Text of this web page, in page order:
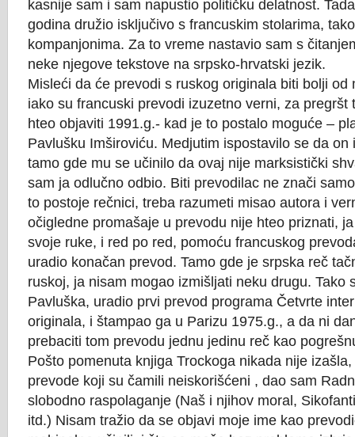
kasnije sam i sam napustio političku delatnost.
godina družio isključivo s francuskim stolarima,
kompanjonima. Za to vreme nastavio sam s
neke njegove tekstove na srpsko-hrvatski jezik.
Misleći da će prevodi s ruskog originala biti bolji od
iako su francuski prevodi izuzetno verni, za pregršt
hteo objaviti 1991.g.- kad je to postalo moguće –
Pavlušku Imširoviću. Medjutim ispostavilo se da on
tamo gde mu se učinilo da ovaj nije marksistički
sam ja odlučno odbio. Biti prevodilac ne znači
to postoje rečnici, treba razumeti misao autora i
očigledne promašaje u prevodu nije hteo priznati,
svoje ruke, i red po red, pomoću francuskog
uradio konačan prevod. Tamo gde je srpska reč
ruskoj, ja nisam mogao izmišljati neku drugu. Tako
Pavluška, uradio prvi prevod programa Četvrte
originala, i štampao ga u Parizu 1975.g., a da ni
prebaciti tom prevodu jednu jedinu reč kao
Pošto pomenuta knjiga Trockoga nikada nije
prevode koji su čamili neiskorišćeni , dao sam
slobodno raspolaganje (Naš i njihov moral,
itd.) Nisam tražio da se objavi moje ime kao